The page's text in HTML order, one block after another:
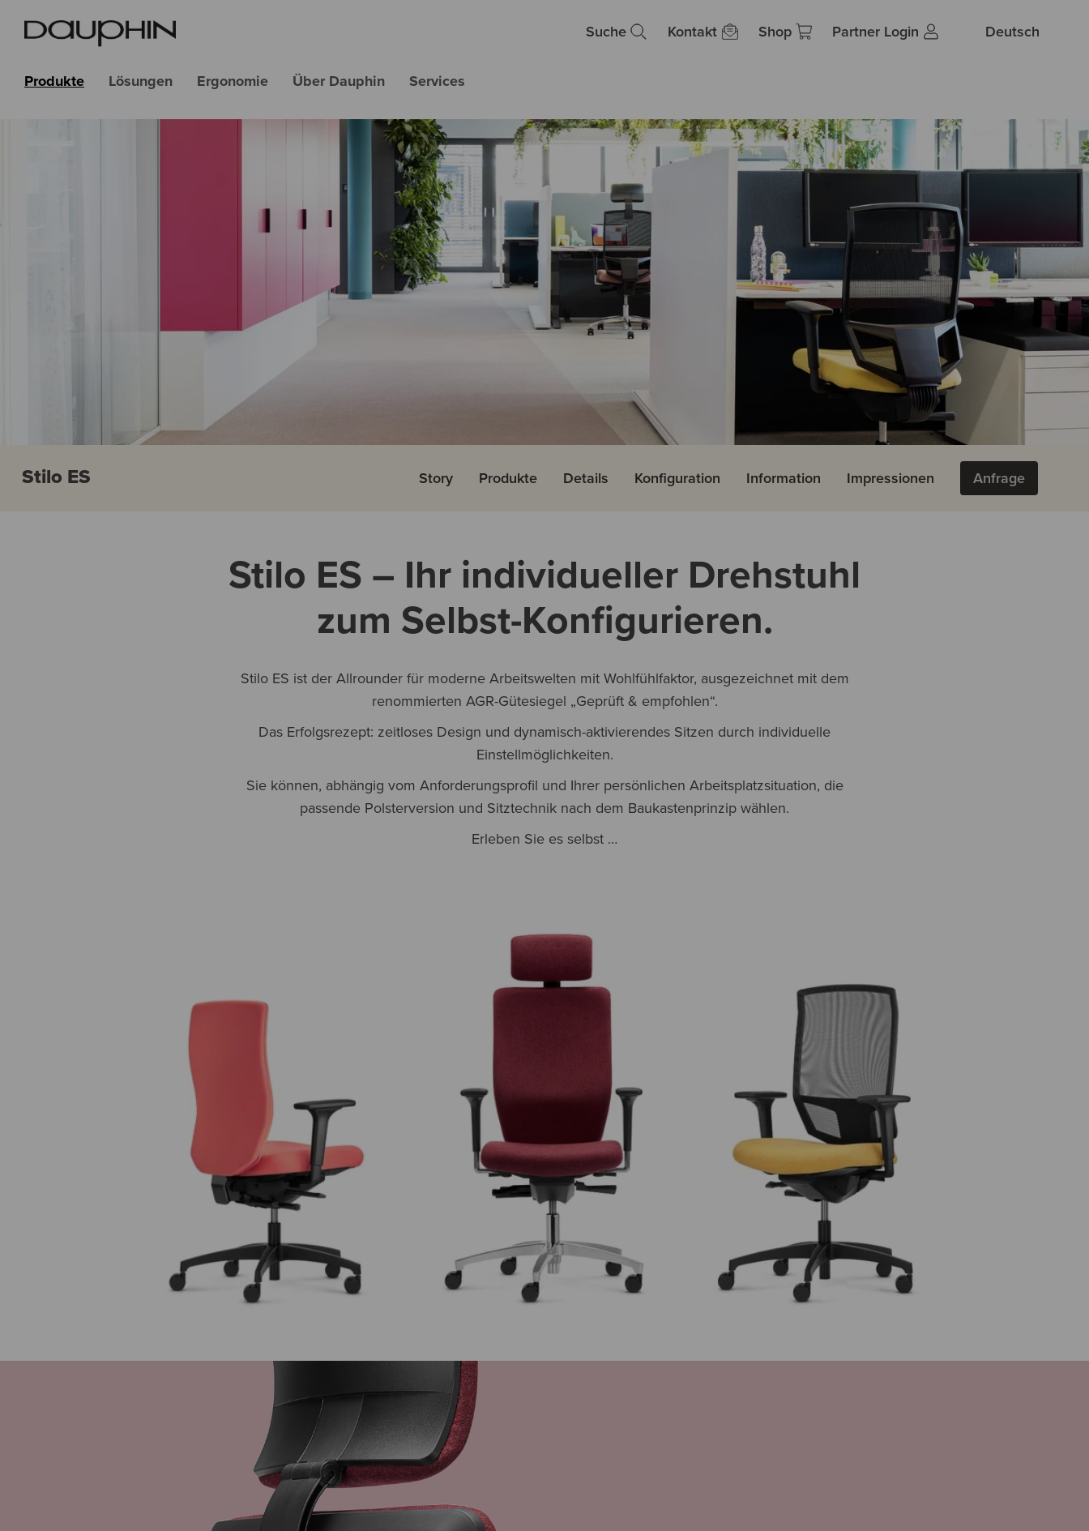
Suche Kontakt Shop Partner Login Deutsch
Produkte Lösungen Ergonomie Über Dauphin Services
Stilo ES Story Produkte Details Konfiguration Information Impressionen Anfrage
Stilo ES – Ihr individueller Drehstuhl
zum Selbst-Konfigurieren.
Stilo ES ist der Allrounder für moderne Arbeitswelten mit Wohlfühlfaktor, ausgezeichnet mit dem
renommierten AGR-Gütesiegel „Geprüft & empfohlen“.
Das Erfolgsrezept: zeitloses Design und dynamisch-aktivierendes Sitzen durch individuelle
Einstellmöglichkeiten.
Sie können, abhängig vom Anforderungsprofil und Ihrer persönlichen Arbeitsplatzsituation, die
passende Polsterversion und Sitztechnik nach dem Baukastenprinzip wählen.
Erleben Sie es selbst …